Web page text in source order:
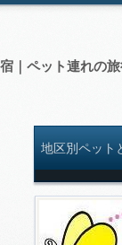
｜ペット連れの
地区別ペット